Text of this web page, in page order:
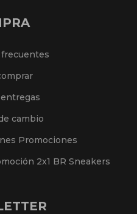
cambio
Promociones
2x1 BR Sneakers